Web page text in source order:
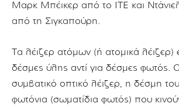
Μαρκ Μπέικερ από το ΙΤΕ και
από τη Σιγκαπούρη.
Τα λέιζερ ατόμων (ή ατομικά λέιζερ)
δέσμες ύλης αντί για δέσμες φωτός.
συμβατικό οπτικό λέιζερ, η δέσμη του
φωτόνια (σωματίδια φωτός) που